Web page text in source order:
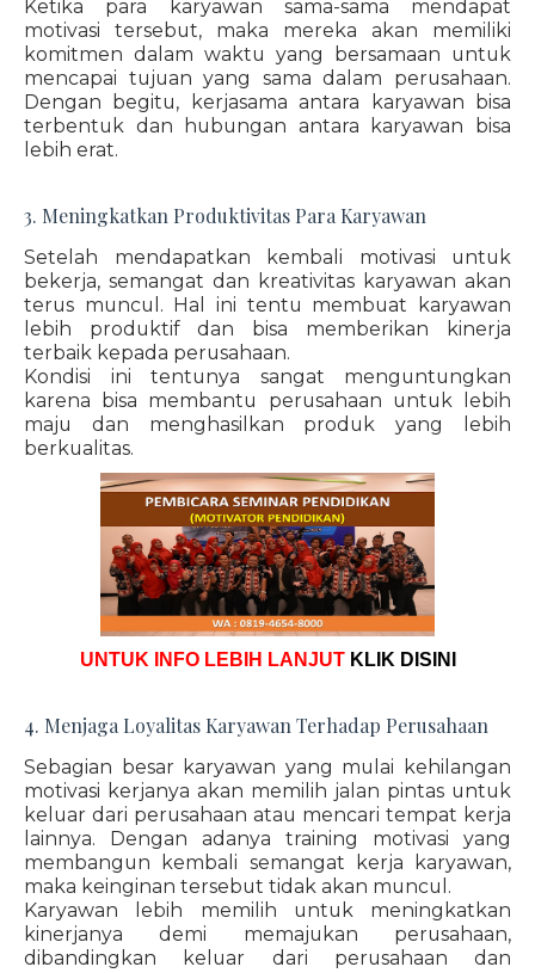
Ketika para karyawan sama-sama mendapat
motivasi tersebut, maka mereka akan memiliki
komitmen dalam waktu yang bersamaan untuk
mencapai tujuan yang sama dalam perusahaan.
Dengan begitu, kerjasama antara karyawan bisa
terbentuk dan hubungan antara karyawan bisa
lebih erat.
3. Meningkatkan Produktivitas Para Karyawan
Setelah mendapatkan kembali motivasi untuk
bekerja, semangat dan kreativitas karyawan akan
terus muncul. Hal ini tentu membuat karyawan
lebih produktif dan bisa memberikan kinerja
terbaik kepada perusahaan.
Kondisi ini tentunya sangat menguntungkan
karena bisa membantu perusahaan untuk lebih
maju dan menghasilkan produk yang lebih
berkualitas.
UNTUK INFO LEBIH LANJUT KLIK DISINI
4. Menjaga Loyalitas Karyawan Terhadap Perusahaan
Sebagian besar karyawan yang mulai kehilangan
motivasi kerjanya akan memilih jalan pintas untuk
keluar dari perusahaan atau mencari tempat kerja
lainnya. Dengan adanya training motivasi yang
membangun kembali semangat kerja karyawan,
maka keinginan tersebut tidak akan muncul.
Karyawan lebih memilih untuk meningkatkan
kinerjanya demi memajukan perusahaan,
dibandingkan keluar dari perusahaan dan